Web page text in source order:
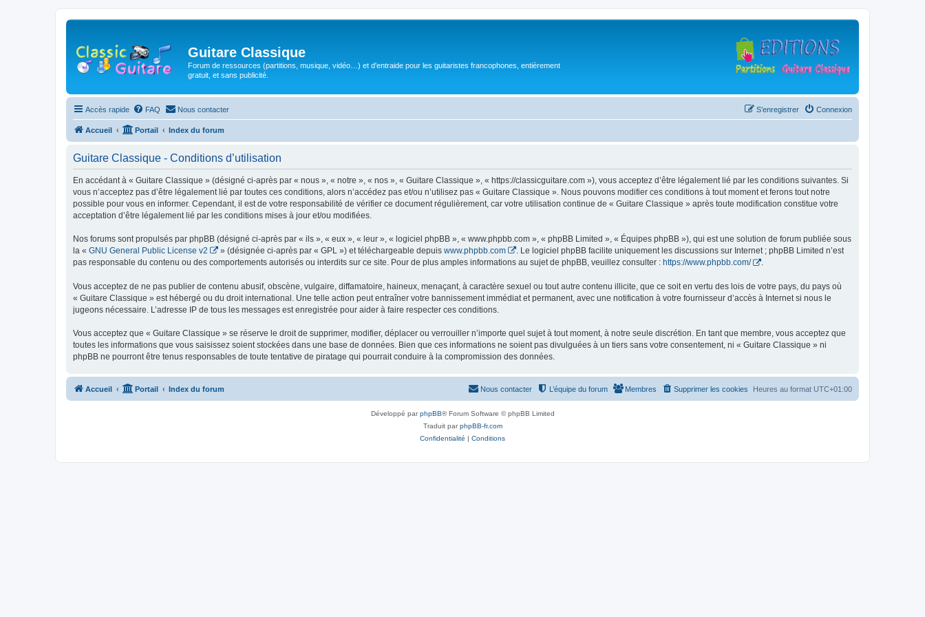
Guitare Classique
Forum de ressources (partitions, musique, vidéo…) et d'entraide pour les guitaristes francophones, entièrement
gratuit, et sans publicité.
Accès rapide FAQ Nous contacter Connexion
S’enregistrer
Accueil Portail Index du forum
Guitare Classique - Conditions d’utilisation
En accédant à « Guitare Classique » (désigné ci-après par « nous », « notre », « nos », « Guitare Classique », « https://classicguitare.com »), vous acceptez d’être légalement lié par les conditions suivantes. Si
vous n’acceptez pas d’être légalement lié par toutes ces conditions, alors n’accédez pas et/ou n’utilisez pas « Guitare Classique ». Nous pouvons modifier ces conditions à tout moment et ferons tout notre
possible pour vous en informer. Cependant, il est de votre responsabilité de vérifier ce document régulièrement, car votre utilisation continue de « Guitare Classique » après toute modification constitue votre
acceptation d’être légalement lié par les conditions mises à jour et/ou modifiées.
Nos forums sont propulsés par phpBB (désigné ci-après par « ils », « eux », « leur », « logiciel phpBB », « www.phpbb.com », « phpBB Limited », « Équipes phpBB »), qui est une solution de forum publiée sous
la « GNU General Public License v2 » (désignée ci-après par « GPL ») et téléchargeable depuis www.phpbb.com
. Le logiciel phpBB facilite uniquement les discussions sur Internet ; phpBB Limited n’est
pas responsable du contenu ou des comportements autorisés ou interdits sur ce site. Pour de plus amples informations au sujet de phpBB, veuillez consulter : https://www.phpbb.com/ .
Vous acceptez de ne pas publier de contenu abusif, obscène, vulgaire, diffamatoire, haineux, menaçant, à caractère sexuel ou tout autre contenu illicite, que ce soit en vertu des lois de votre pays, du pays où
« Guitare Classique » est hébergé ou du droit international. Une telle action peut entraîner votre bannissement immédiat et permanent, avec une notification à votre fournisseur d’accès à Internet si nous le
jugeons nécessaire. L’adresse IP de tous les messages est enregistrée pour aider à faire respecter ces conditions.
Vous acceptez que « Guitare Classique » se réserve le droit de supprimer, modifier, déplacer ou verrouiller n’importe quel sujet à tout moment, à notre seule discrétion. En tant que membre, vous acceptez que
toutes les informations que vous saisissez soient stockées dans une base de données. Bien que ces informations ne soient pas divulguées à un tiers sans votre consentement, ni « Guitare Classique » ni
phpBB ne pourront être tenus responsables de toute tentative de piratage qui pourrait conduire à la compromission des données.
Accueil Portail Index du forum Heures au format UTC+01:00
Supprimer les cookies
Membres
L’équipe du forum
Nous contacter
Développé parphpBB® Forum Software © phpBB Limited
Traduit parphpBB-fr.com
Confidentialité | Conditions